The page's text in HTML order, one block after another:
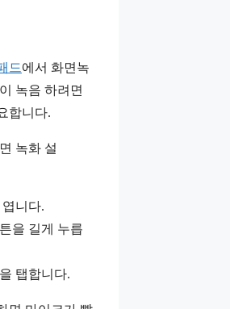
드에서 화면녹
녹음 하려면
합니다.
엽니다.
을 길게 누릅
탭합니다.